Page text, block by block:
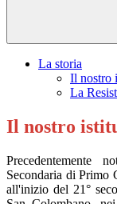
La storia
Il nostro
La
Il nostro
Secondaria di Primo
all'inizio del 21°